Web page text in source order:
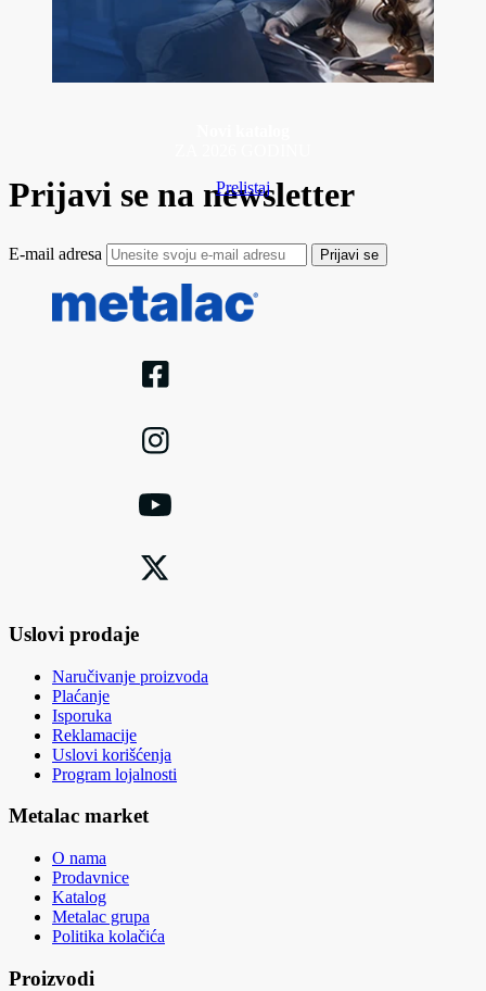
Prelistaj
Prijavi se na newsletter
E-mail adresa Prijavi se
Uslovi prodaje
Naručivanje proizvoda
Plaćanje
Isporuka
Reklamacije
Uslovi korišćenja
Program lojalnosti
Metalac market
O nama
Prodavnice
Katalog
Metalac grupa
Politika kolačića
Proizvodi